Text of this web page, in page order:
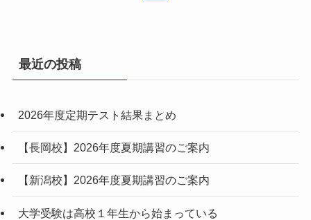
最近の投稿
2026年度定期テスト結果まとめ
【長岡校】2026年度夏期講習のご案内
【新潟校】2026年度夏期講習のご案内
大学受験は高校１年生から始まっている